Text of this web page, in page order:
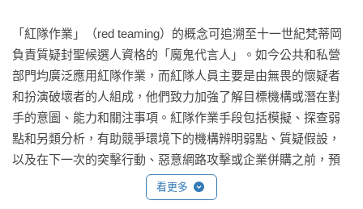
「紅隊作業」（red teaming）的概念可追溯至十一世紀梵蒂岡
負責質疑封聖候選人資格的「魔鬼代言人」。如今公共和私營
部門均廣泛應用紅隊作業，而紅隊人員主要是由無畏的懷疑者
和扮演破壞者的人組成，他們致力加強了解目標機構或潛在對
手的意圖、能力和關注事項。紅隊作業手段包括模擬、探查弱
點和另類分析，有助競爭環境下的機構辨明弱點、質疑假設，
以及在下一次的突擊行動、惡意網路攻擊或企業併購之前，預
見潛在的威脅。但是，紅隊並非都是一樣的；事實上，有些紅
隊造成的損害比它們防止的損害還大。
看更多